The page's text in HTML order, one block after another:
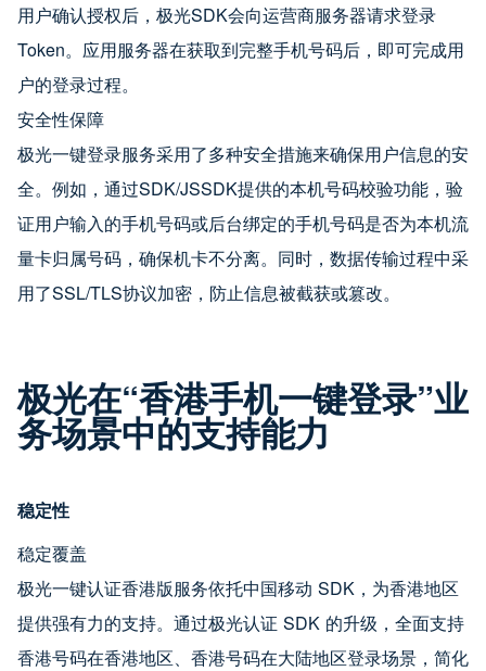
用户确认授权后，极光SDK会向运营商服务器请求登录
Token。应用服务器在获取到完整手机号码后，即可完成用
户的登录过程。
安全性保障
极光一键登录服务采用了多种安全措施来确保用户信息的安
全。例如，通过SDK/JSSDK提供的本机号码校验功能，验
证用户输入的手机号码或后台绑定的手机号码是否为本机流
量卡归属号码，确保机卡不分离。同时，数据传输过程中采
用了SSL/TLS协议加密，防止信息被截获或篡改。
极光在“香港手机一键登录”业
务场景中的支持能力
稳定性
稳定覆盖
极光一键认证香港版服务依托中国移动 SDK，为香港地区
提供强有力的支持。通过极光认证 SDK 的升级，全面支持
香港号码在香港地区、香港号码在大陆地区登录场景，简化